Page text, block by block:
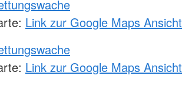
Link zur Google Maps Ansicht
Link zur Google Maps Ansicht